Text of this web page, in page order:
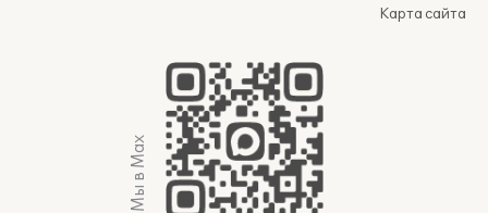
Карта сайта
Мы в Max